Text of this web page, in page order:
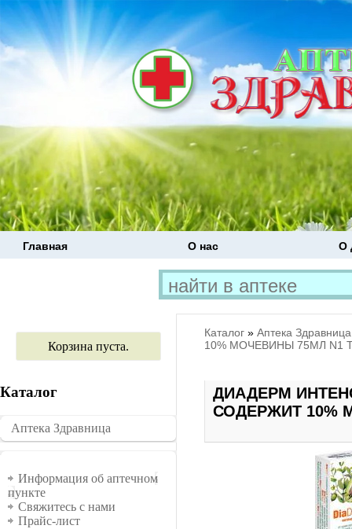
Главная О нас О
Корзина пуста.
Каталог
�������
Аптека Здравница
Информация
Информация об аптечном
пункте
Свяжитесь с нами
Прайс-лист
Каталог » Аптека Здравница
10% МОЧЕВИНЫ 75МЛ N1
ДИАДЕРМ
СОДЕРЖИТ 10%